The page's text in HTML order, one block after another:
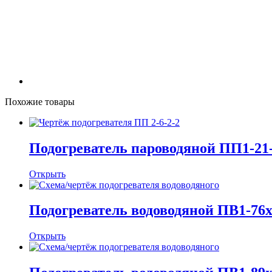
Похожие товары
Подогреватель пароводяной ПП1-
Открыть
Подогреватель водоводяной ПВ1-
Открыть